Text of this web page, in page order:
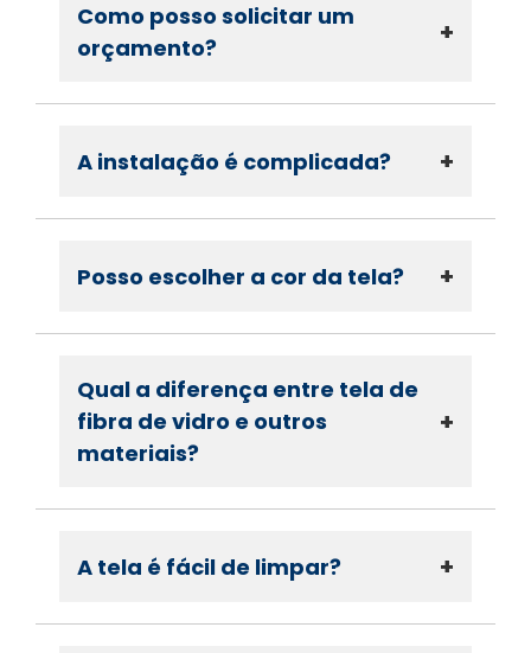
Como posso solicitar um
orçamento?
+
A instalação é complicada? +
Posso escolher a cor da tela? +
Qual a diferença entre tela de
fibra de vidro e outros
materiais?
+
A tela é fácil de limpar? +